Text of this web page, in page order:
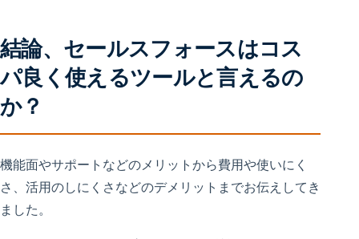
結論、セールスフォースはコス
パ良く使えるツールと言えるの
か？
機能面やサポートなどのメリットから費用や使いにく
さ、活用のしにくさなどのデメリットまでお伝えしてき
ました。